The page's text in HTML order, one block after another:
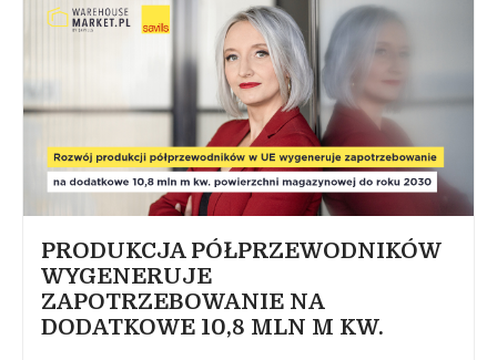
PRODUKCJA PÓŁPRZEWODNIKÓW
WYGENERUJE
ZAPOTRZEBOWANIE NA
DODATKOWE 10,8 MLN M KW.